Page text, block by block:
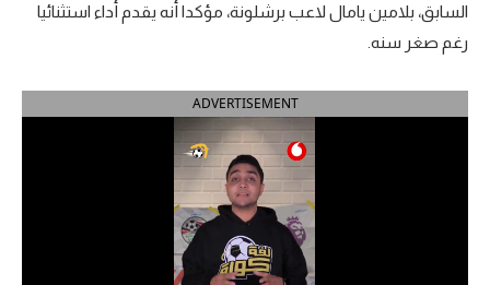
الدوري الإسباني
الدوري السعودي للمحترفين
السابق، بلامين يامال لاعب برشلونة، مؤكدا أنه يقدم أداء استثنائيا
رغم صغر سنه.
ADVERTISEMENT